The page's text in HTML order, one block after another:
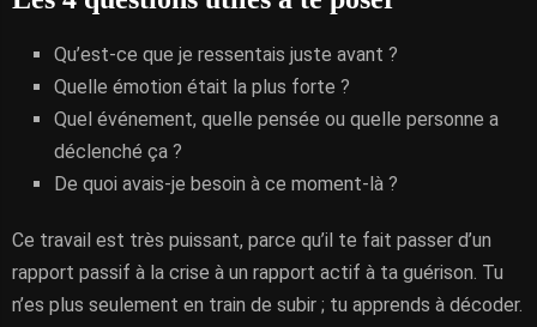
Qu’est-ce que je ressentais juste avant ?
Quelle émotion était la plus forte ?
Quel événement, quelle pensée ou quelle personne a
déclenché ça ?
De quoi avais-je besoin à ce moment-là ?
Ce travail est très puissant, parce qu’il te fait passer d’un
rapport passif à la crise à un rapport actif à ta guérison. Tu
n’es plus seulement en train de subir ; tu apprends à décoder.